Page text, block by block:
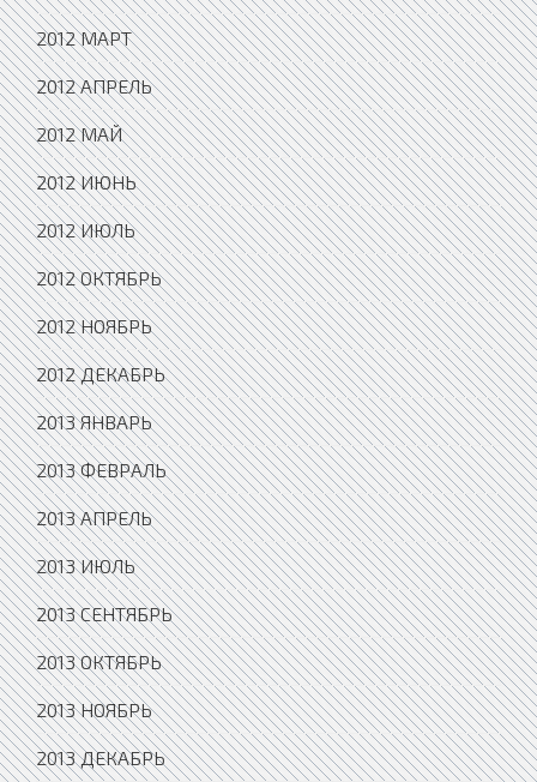
2012 МАРТ
2012 АПРЕЛЬ
2012 МАЙ
2012 ИЮНЬ
2012 ИЮЛЬ
2012 ОКТЯБРЬ
2012 НОЯБРЬ
2012 ДЕКАБРЬ
2013 ЯНВАРЬ
2013 ФЕВРАЛЬ
2013 АПРЕЛЬ
2013 ИЮЛЬ
2013 СЕНТЯБРЬ
2013 ОКТЯБРЬ
2013 НОЯБРЬ
2013 ДЕКАБРЬ